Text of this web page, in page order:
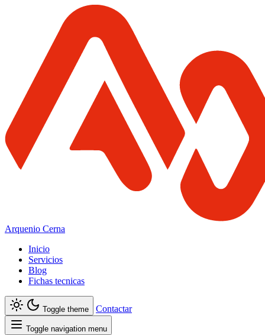
Arquenio Cerna
Inicio
Servicios
Blog
Fichas tecnicas
Toggle theme Contactar
Toggle navigation menu